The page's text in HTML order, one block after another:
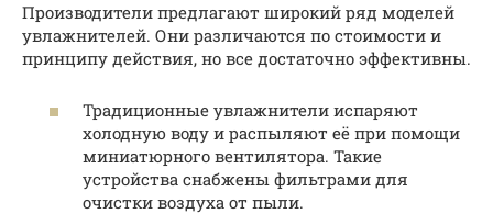
Производители предлагают широкий ряд моделей
увлажнителей. Они различаются по стоимости и
принципу действия, но все достаточно эффективны.
Традиционные увлажнители испаряют
холодную воду и распыляют её при помощи
миниатюрного вентилятора. Такие
устройства снабжены фильтрами для
очистки воздуха от пыли.